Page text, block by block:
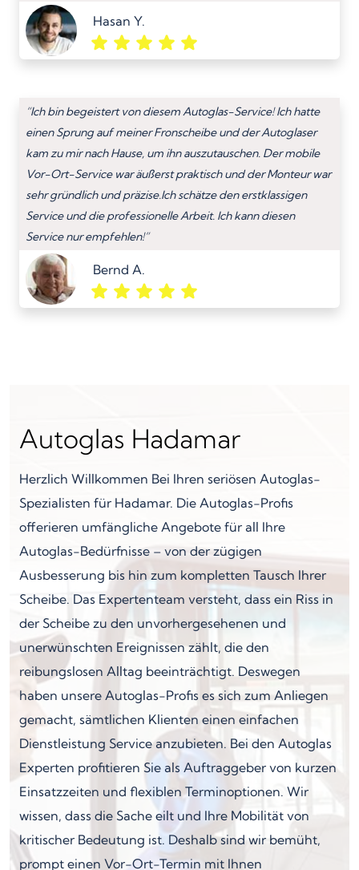
Hasan Y.
“Ich bin begeistert von diesem Autoglas-Service! Ich hatte
einen Sprung auf meiner Fronscheibe und der Autoglaser
kam zu mir nach Hause, um ihn auszutauschen. Der mobile
Vor-Ort-Service war äußerst praktisch und der Monteur war
sehr gründlich und präzise.Ich schätze den erstklassigen
Service und die professionelle Arbeit. Ich kann diesen
Service nur empfehlen!”
Bernd A.
Autoglas Hadamar
Herzlich Willkommen Bei Ihren seriösen Autoglas-
Spezialisten für Hadamar. Die Autoglas-Profis
offerieren umfängliche Angebote für all Ihre
Autoglas-Bedürfnisse – von der zügigen
Ausbesserung bis hin zum kompletten Tausch Ihrer
Scheibe. Das Expertenteam versteht, dass ein Riss in
der Scheibe zu den unvorhergesehenen und
unerwünschten Ereignissen zählt, die den
reibungslosen Alltag beeinträchtigt. Deswegen
haben unsere Autoglas-Profis es sich zum Anliegen
gemacht, sämtlichen Klienten einen einfachen
Dienstleistung Service anzubieten. Bei den Autoglas
Experten profitieren Sie als Auftraggeber von kurzen
Einsatzzeiten und flexiblen Terminoptionen. Wir
wissen, dass die Sache eilt und Ihre Mobilität von
kritischer Bedeutung ist. Deshalb sind wir bemüht,
prompt einen Vor-Ort-Termin mit Ihnen